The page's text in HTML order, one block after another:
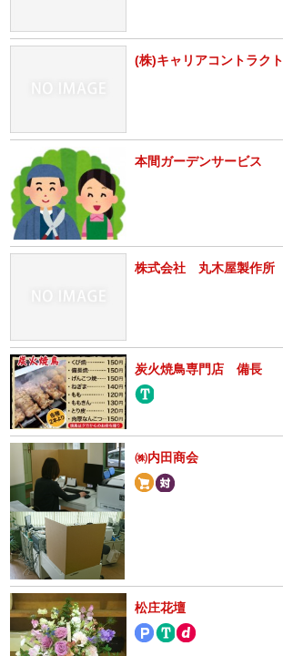
(株)キャリアコントラクト
本間ガーデンサービス
株式会社 丸木屋製作所
炭火焼鳥専門店 備長
㈱内田商会
松庄花壇